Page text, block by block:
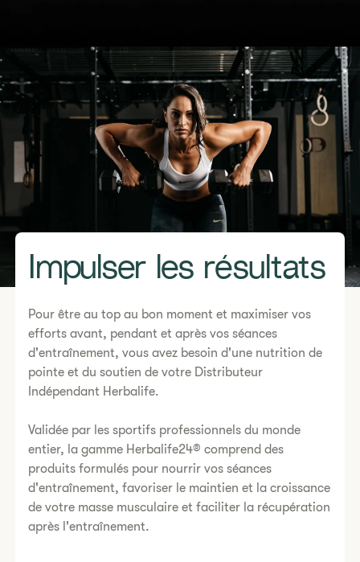
Impulser les résultats
Pour être au top au bon moment et maximiser vos
efforts avant, pendant et après vos séances
d'entraînement, vous avez besoin d'une nutrition de
pointe et du soutien de votre Distributeur
Indépendant Herbalife.
Validée par les sportifs professionnels du monde
entier, la gamme Herbalife24® comprend des
produits formulés pour nourrir vos séances
d'entraînement, favoriser le maintien et la croissance
de votre masse musculaire et faciliter la récupération
après l'entraînement.